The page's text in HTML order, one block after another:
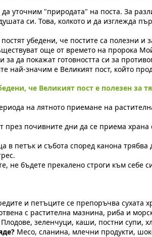
уточним "природата" на поста. За
си. Това, колкото и да изглежда
убедени, че постите са полезни и
още от времето на пророка
за да покажат готовността си за
най-значим е Великият пост, който
че Великият пост е полезен за
на лятното приемане на
през почивните дни да се приема
в петък и събота според канона
не бъдете прекалено строги към себе
и петъците се препоръчва сухата
с растителна мазнина, риба и
Плодове, зеленчуци, каши, постни супи,
Месо, сланина, млечни продукти,